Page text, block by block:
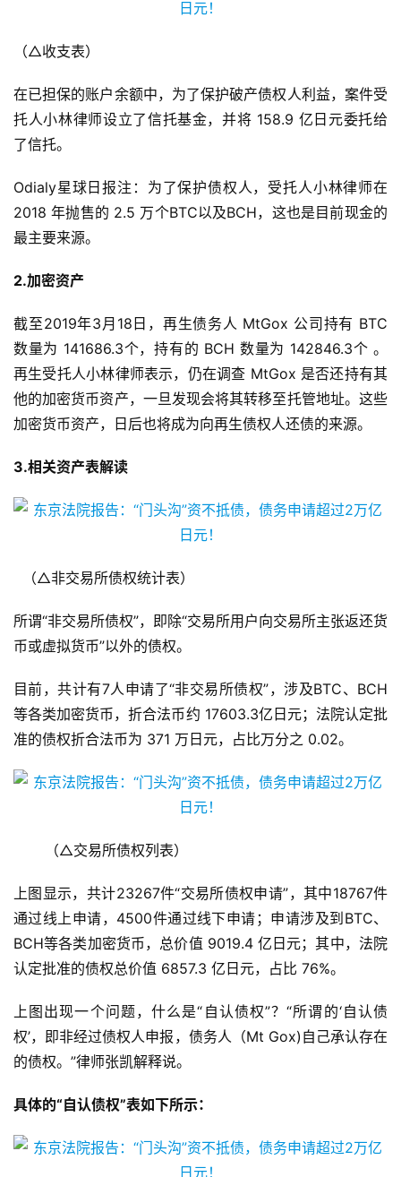
（△收支表）
在已担保的账户余额中，为了保护破产债权人利益，案件受
托人小林律师设立了信托基金，并将 158.9 亿日元委托给
了信托。
Odialy星球日报注：为了保护债权人，受托人小林律师在
2018 年抛售的 2.5 万个BTC以及BCH，这也是目前现金的
最主要来源。
2.加密资产
截至2019年3月18日，再生债务人 MtGox 公司持有 BTC
数量为 141686.3个，持有的 BCH 数量为 142846.3个 。
再生受托人小林律师表示，仍在调查 MtGox 是否还持有其
他的加密货币资产，一旦发现会将其转移至托管地址。这些
加密货币资产，日后也将成为向再生债权人还债的来源。
3.相关资产表解读
（△非交易所债权统计表）
所谓“非交易所债权”，即除“交易所用户向交易所主张返还货
币或虚拟货币”以外的债权。
目前，共计有7人申请了“非交易所债权”，涉及BTC、BCH
等各类加密货币，折合法币约 17603.3亿日元；法院认定批
准的债权折合法币为 371 万日元，占比万分之 0.02。
（△交易所债权列表）
上图显示，共计23267件“交易所债权申请”，其中18767件
通过线上申请，4500件通过线下申请；申请涉及到BTC、
BCH等各类加密货币，总价值 9019.4 亿日元；其中，法院
认定批准的债权总价值 6857.3 亿日元，占比 76%。
上图出现一个问题，什么是“自认债权”？“所谓的‘自认债
权’，即非经过债权人申报，债务人（Mt Gox)自己承认存在
的债权。”律师张凯解释说。
具体的“自认债权”表如下所示：